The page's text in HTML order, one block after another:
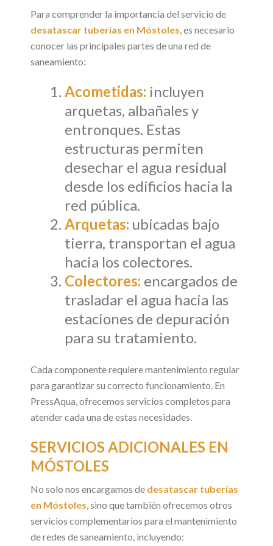
Para comprender la importancia del servicio de
desatascar tuberías en Móstoles, es necesario
conocer las principales partes de una red de
saneamiento:
Acometidas: incluyen
arquetas, albañales y
entronques. Estas
estructuras permiten
desechar el agua residual
desde los edificios hacia la
red pública.
Arquetas: ubicadas bajo
tierra, transportan el agua
hacia los colectores.
Colectores: encargados de
trasladar el agua hacia las
estaciones de depuración
para su tratamiento.
Cada componente requiere mantenimiento regular
para garantizar su correcto funcionamiento. En
PressAqua, ofrecemos servicios completos para
atender cada una de estas necesidades.
SERVICIOS ADICIONALES EN
MÓSTOLES
No solo nos encargamos de desatascar tuberías
en Móstoles, sino que también ofrecemos otros
servicios complementarios para el mantenimiento
de redes de saneamiento, incluyendo: